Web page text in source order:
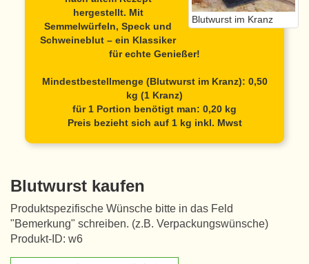
Blutwurst im Kranz
hergestellt. Mit
Semmelwürfeln, Speck und
Schweineblut – ein Klassiker
für echte Genießer!
Mindestbestellmenge (Blutwurst im Kranz): 0,50
kg (1 Kranz)
für 1 Portion benötigt man: 0,20 kg
Preis bezieht sich auf 1 kg inkl. Mwst
Blutwurst kaufen
Produktspezifische Wünsche bitte in das Feld
"Bemerkung" schreiben. (z.B. Verpackungswünsche)
Produkt-ID: w6